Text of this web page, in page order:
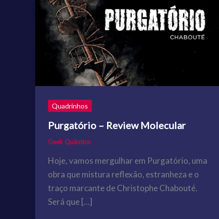
Quadrinhos
Purgatório – Review Molecular
Geek Quântico
Hoje, vamos mergulhar em Purgatório, uma
obra que mistura reflexão, estranheza e o
traço marcante de Christophe Chabouté.
Será que […]